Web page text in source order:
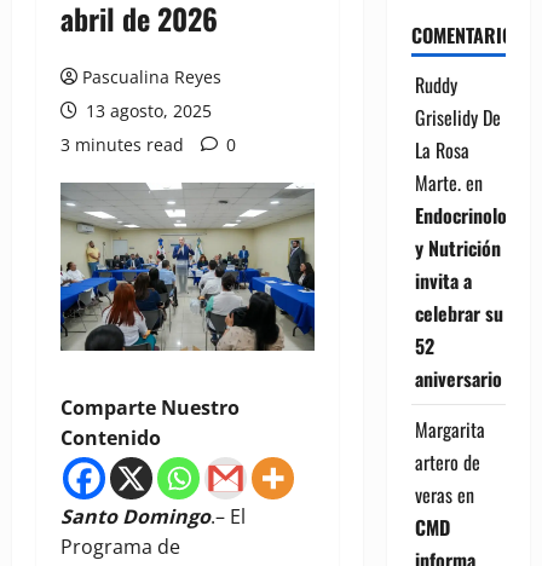
abril de 2026
Pascualina Reyes
13 agosto, 2025
3 minutes read
0
Comparte Nuestro
Contenido
Santo Domingo.– El
Programa de
COMENTARIOS
Ruddy
Griselidy De
La Rosa
Marte.en
Endocrinología
y Nutrición
invita a
celebrar su
52
aniversario
Margarita
artero de
verasen
CMD
informa